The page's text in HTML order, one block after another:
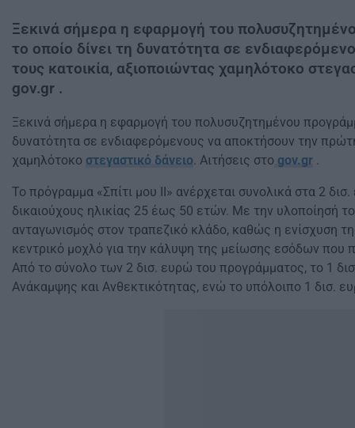
Ξεκινά σήμερα η εφαρμογή του
το οποίο δίνει τη δυνατότητα σε
τους κατοικία, αξιοποιώντας χαμηλότοκο
gov.gr .
Ξεκινά σήμερα η εφαρμογή του πολυσυζητημένου
δυνατότητα σε ενδιαφερόμενους να αποκτήσουν την
χαμηλότοκο στεγαστικό δάνειο. Αιτήσεις στο gov.gr .
Το πρόγραμμα «Σπίτι μου ΙΙ» ανέρχεται συνολικά στα 2
δικαιούχους ηλικίας 25 έως 50 ετών. Με την υλοποίησή
ανταγωνισμός στον τραπεζικό κλάδο, καθώς η ενίσχυση
κεντρικό μοχλό για την κάλυψη της μείωσης εσόδων που
Από το σύνολο των 2 δισ. ευρώ του προγράμματος, το 1
Ανάκαμψης και Ανθεκτικότητας, ενώ το υπόλοιπο 1 δισ.